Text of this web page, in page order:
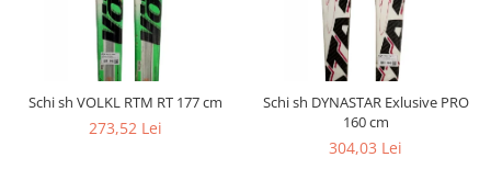
Schi sh VOLKL RTM RT 177 cm
273,52 Lei
Schi sh DYNASTAR Exlusive PRO
160 cm
304,03 Lei